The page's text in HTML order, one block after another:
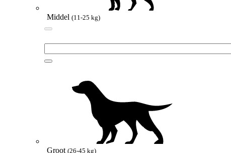
Middel (11-25 kg)
Groot (26-45 kg)